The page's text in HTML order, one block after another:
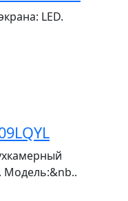
LED.
Модель:&nb..